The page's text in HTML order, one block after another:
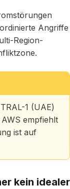
Angriffe
Region-
1 (UAE)
empfiehlt
ist auf
kein idealer